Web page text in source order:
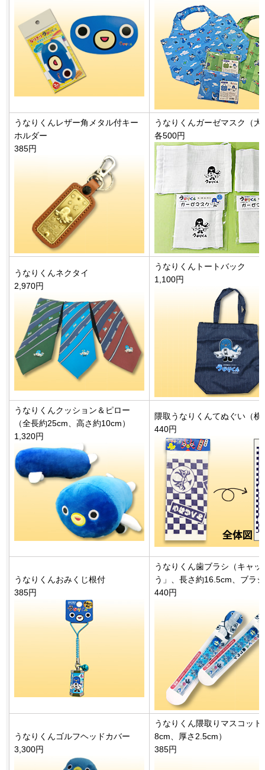
うなりくんレザー角メタル付キー
ホルダー
385円
うなりくんガーゼマスク（
各500円
うなりくんネクタイ
2,970円
うなりくんトートバック
1,100円
うなりくんクッション＆ピロー
（全長約25cm、高さ約10cm）
1,320円
隈取うなりくんてぬぐい（
440円
うなりくんおみくじ根付
385円
うなりくん歯ブラシ（キャ
う」、長さ約16.5cm、ブラ
440円
うなりくんゴルフヘッドカバー
3,300円
うなりくん隈取りマスコッ
8cm、厚さ2.5cm）
385円